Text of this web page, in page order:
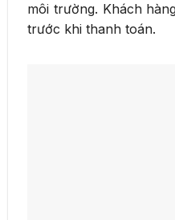
môi trường. Khách
trước khi thanh toán.